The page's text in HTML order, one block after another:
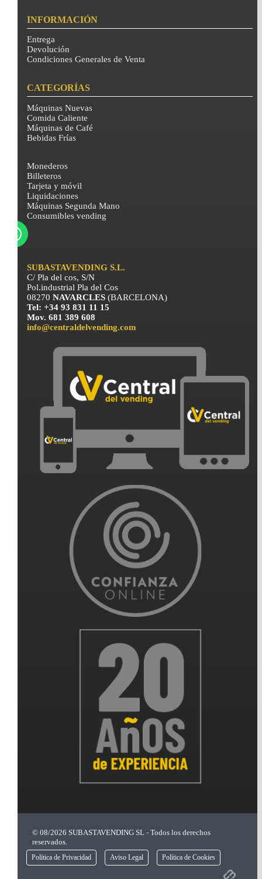
INFORMACIÓN
Entrega
Devolución
Condiciones Generales de Venta
CATEGORÍAS
Máquinas Nuevas
Comida Caliente
Máquinas de Café
Bebidas Frías
Monederos
Billeteros
Tarjeta y móvil
Liquidaciones
Máquinas Segunda Mano
Consumibles vending
SUBASTAVENDING S.L.
C/ Pla del cos, S/N
Pol.industrial Pla del Cos
08270NAVARCLES(BARCELONA)
Tel: +34 93 831 11 15
Mov. 681 389 608
info@centraldelvending.com
© 08/2026 SUBASTAVENDING SL - Todos los derechos
reservados.
Política de Privacidad Aviso Legal Política de Cookies